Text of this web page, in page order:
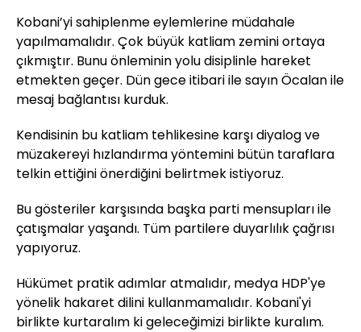
Kobani’yi sahiplenme eylemlerine müdahale
yapılmamalıdır. Çok büyük katliam zemini ortaya
çıkmıştır. Bunu önleminin yolu disiplinle hareket
etmekten geçer. Dün gece itibari ile sayın Öcalan ile
mesaj bağlantısı kurduk.
Kendisinin bu katliam tehlikesine karşı diyalog ve
müzakereyi hızlandırma yöntemini bütün taraflara
telkin ettiğini önerdiğini belirtmek istiyoruz.
Bu gösteriler karşısında başka parti mensupları ile
çatışmalar yaşandı. Tüm partilere duyarlılık çağrısı
yapıyoruz.
Hükümet pratik adımlar atmalıdır, medya HDP'ye
yönelik hakaret dilini kullanmamalıdır. Kobani'yi
birlikte kurtaralım ki geleceğimizi birlikte kuralım.